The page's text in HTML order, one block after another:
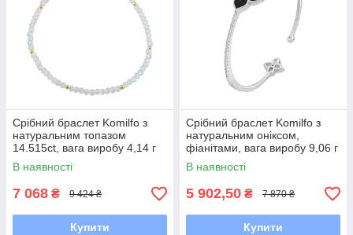
Срібний браслет Komilfo з
натуральним топазом
14.515ct, вага виробу 4,14 г
(2118190) 2025 розмір
В наявності
7 068 ₴ 9 424 ₴
Купити
Срібний браслет Komilfo з
натуральним оніксом,
фіанітами, вага виробу 9,06 г
(60002144) 18 розмір
В наявності
5 902,50 ₴ 7 870 ₴
Купити